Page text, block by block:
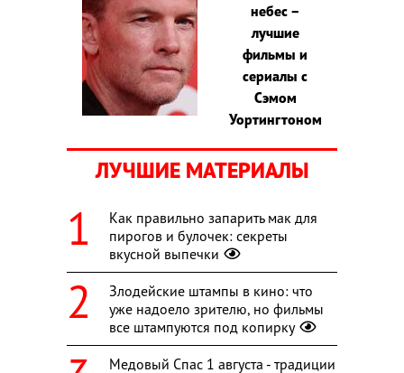
небес –
лучшие
фильмы и
сериалы с
Сэмом
Уортингтоном
ЛУЧШИЕ МАТЕРИАЛЫ
Как правильно запарить мак для
пирогов и булочек: секреты
вкусной выпечки
Злодейские штампы в кино: что
уже надоело зрителю, но фильмы
все штампуются под копирку
Медовый Спас 1 августа - традиции